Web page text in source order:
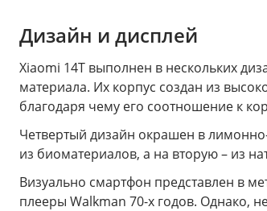
Дизайн и дисплей
Xiaomi 14T выполнен в нескольких
материала. Их корпус создан из
благодаря чему его соотношение к
Четвертый дизайн окрашен в
из биоматериалов, а на вторую – из
Визуально смартфон представлен в
плееры Walkman 70-х годов. Однако,